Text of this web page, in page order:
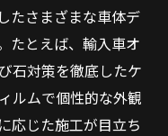
とおすすめ活用
した成功事例集
たさまざまな車体デ
たとえば、輸入車オ
石対策を徹底したケ
ルムで個性的な外観
応じた施工が目立ち